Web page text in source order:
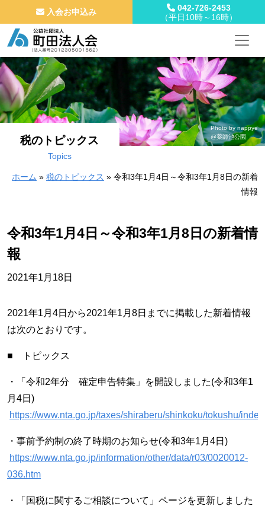
コンテンツへスキップ
メインナビゲーション
入会お申込み
042-726-2453
（平日10時～16時）
税のトピックス
Topics
Photo by nappye
@薬師池公園
ホーム » 税のトピックス » 令和3年1月4日～令和3年1月8日の新着
情報
令和3年1月4日～令和3年1月8日の新着情
報
2021年1月18日
2021年1月4日から2021年1月8日までに掲載した新着情報
は次のとおりです。
■ トピックス
・「令和2年分 確定申告特集」を開設しました(令和3年1
月4日)
https://www.nta.go.jp/taxes/shiraberu/shinkoku/tokushu/
・事前予約制の終了時期のお知らせ(令和3年1月4日)
https://www.nta.go.jp/information/other/data/r03/0020012-
036.htm
・「国税に関するご相談について」ページを更新しました